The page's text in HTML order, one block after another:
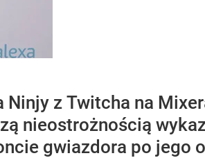
z Twitcha na
nieostrożnością
gwiazdora po jego